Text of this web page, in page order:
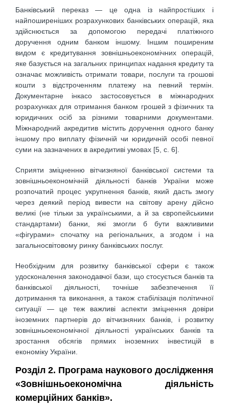
Банківський переказ — це одна із найпростіших і
найпоширеніших розрахункових банківських операцій, яка
здійснюється за допомогою передачі платіжного
доручення одним банком іншому. Іншим поширеним
видом є кредитування зовнішньоекономічних операцій,
яке базується на загальних принципах надання кредиту та
означає можливість отримати товари, послуги та грошові
кошти з відстроченням платежу на певний термін.
Документарне інкасо застосовується в міжнародних
розрахунках для отримання банком грошей з фізичних та
юридичних осіб за різними товарними документами.
Міжнародний акредитив містить доручення одного банку
іншому про виплату фізичній чи юридичній особі певної
суми на зазначених в акредитиві умовах [5, с. 6].
Сприяти зміцненню вітчизняної банківської системи та
зовнішньоекономічній діяльності банків України може
розпочатий процес укрупнення банків, який дасть змогу
через деякий період вивести на світову арену дійсно
великі (не тільки за українськими, а й за європейськими
стандартами) банки, які змогли б бути важливими
«фігурами» спочатку на регіональних, а згодом і на
загальносвітовому ринку банківських послуг.
Необхідним для розвитку банківської сфери є також
удосконалення законодавчої бази, що стосується банків та
банківської діяльності, точніше забезпечення її
дотримання та виконання, а також стабілізація політичної
ситуації — це теж важливі аспекти зміцнення довіри
іноземних партнерів до вітчизняних банків, і розвитку
зовнішньоекономічної діяльності українських банків та
зростання обсягів прямих іноземних інвестицій в
економіку України.
Розділ 2. Програма наукового дослідження
«Зовнішньоекономічна діяльність
комерційних банків».